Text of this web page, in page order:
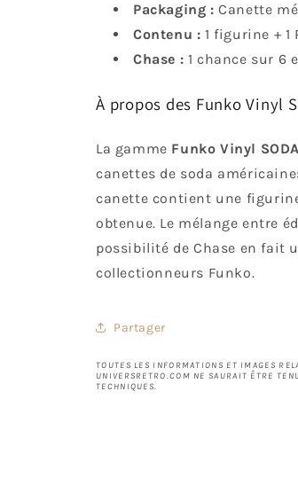
Packaging : Canette
Contenu : 1 figurine + 1
Chase : 1 chance sur 6
À propos des Funko Vinyl
La gamme Funko Vinyl SODA
canettes de soda
canette contient une
obtenue. Le mélange entre
possibilité de Chase en fait
collectionneurs Funko.
Partager
TOUTES LES INFORMATIONS ET IMAGES
UNIVERSRETRO.COM NE SAURAIT ÊTRE
TECHNIQUES.